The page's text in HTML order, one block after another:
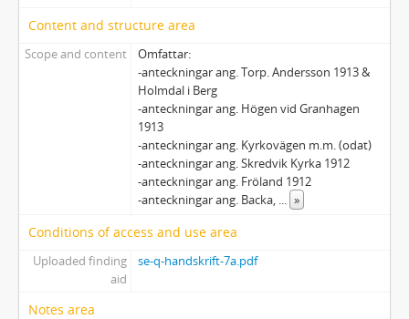
7 - Verksamhet inom föreningar och samfund
E - Samlingar
Content and structure area
Scope and content
Omfattar:
-anteckningar ang. Torp. Andersson 1913 &
Holmdal i Berg
-anteckningar ang. Högen vid Granhagen
1913
-anteckningar ang. Kyrkovägen m.m. (odat)
-anteckningar ang. Skredvik Kyrka 1912
-anteckningar ang. Fröland 1912
-anteckningar ang. Backa, ... »
Conditions of access and use area
Uploaded finding
aid
se-q-handskrift-7a.pdf
Notes area